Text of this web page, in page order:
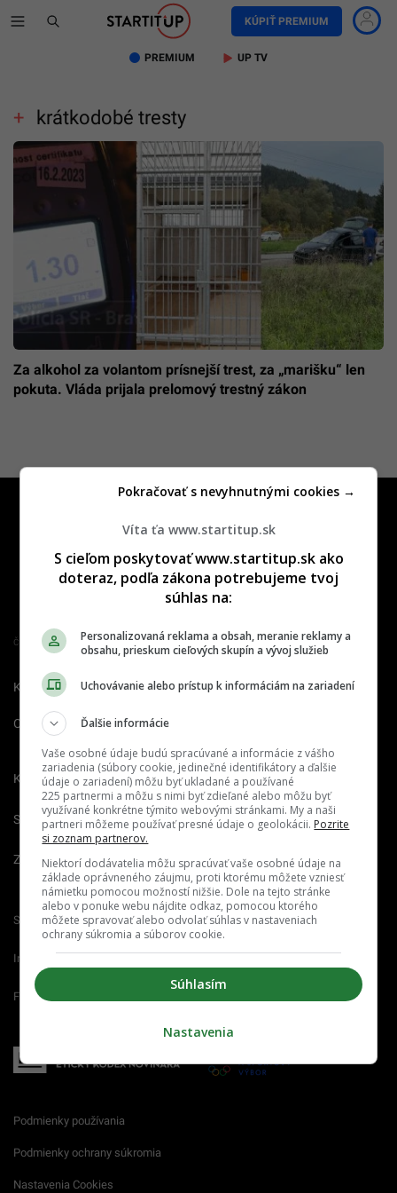
KÚPIŤ PREMIUM
PREMIUM UP TV
krátkodobé tresty
Za alkohol za volantom prísnejší trest, za „marišku“ len
pokuta. Vláda prijala prelomový trestný zákon
Člen združenia IAB Slovakia
Kontakt Inzercia Cenník
O nás Redakcia
Kariéra
Spravovať notifikácie
Zrušiť predplatné
Startitup.sk Fontech.sk Odzadu.sk
Interez.sk Emefka.sk Receptik.sk
Femm.sk
Podmienky používania
Podmienky ochrany súkromia
Nastavenia Cookies
Víta ťa www.startitup.sk
S cieľom poskytovať www.startitup.sk ako
doteraz, podľa zákona potrebujeme tvoj
súhlas na:
Personalizovaná reklama a obsah, meranie reklamy a
obsahu, prieskum cieľových skupín a vývoj služieb
Uchovávanie alebo prístup k informáciám na zariadení
Ďalšie informácie
Vaše osobné údaje budú spracúvané a informácie z vášho
zariadenia (súbory cookie, jedinečné identifikátory a ďalšie
údaje o zariadení) môžu byť ukladané a používané
225 partnermi a môžu s nimi byť zdieľané alebo môžu byť
využívané konkrétne týmito webovými stránkami. My a naši
partneri môžeme používať presné údaje o geolokácii. Pozrite
si zoznam partnerov.
Niektorí dodávatelia môžu spracúvať vaše osobné údaje na
základe oprávneného záujmu, proti ktorému môžete vzniesť
námietku pomocou možností nižšie. Dole na tejto stránke
alebo v ponuke webu nájdite odkaz, pomocou ktorého
môžete spravovať alebo odvolať súhlas v nastaveniach
ochrany súkromia a súborov cookie.
Súhlasím
Pokračovať s nevyhnutnými cookies →
Nastavenia